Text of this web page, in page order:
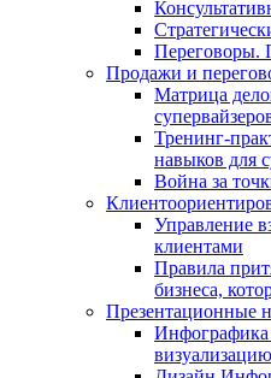
Переговоры.
Продажи и
Матрица
Тренинг-
навыков для
Война за
Управление
клиентами
Правила
бизнеса,
Презентационные
Инфографика